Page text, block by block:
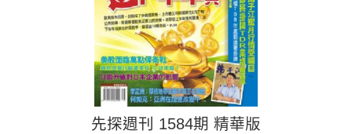
先探週刊 1584期 精華版